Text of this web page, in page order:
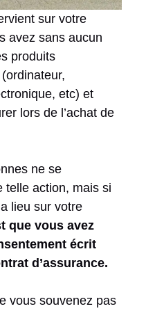
sur votre
avez sans aucun
produits
etc) et
lors de l’achat de
ne se
telle action, mais si
lieu sur votre
que vous avez
écrit
d’assurance.
vous souvenez pas